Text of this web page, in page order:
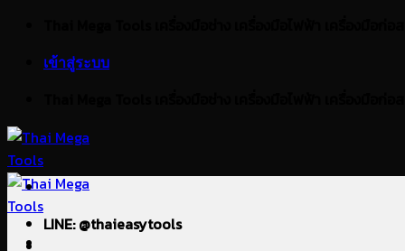
เข้าสู่ระบบ
LINE: @thaieasytools